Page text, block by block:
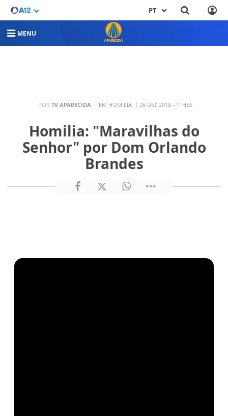
PT
MENU
POR TV APARECIDA EM HOMILIA 26 DEZ 2018 - 11H56
Homilia: "Maravilhas do
Senhor" por Dom Orlando
Brandes